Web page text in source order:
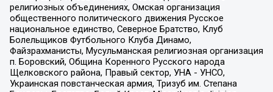
религиозных объединениях, Омская организация
общественного политического движения Русское
национальное единство, Северное Братство, Клуб
Болельщиков Футбольного Клуба Динамо,
Файзрахманисты, Мусульманская религиозная организация
п. Боровский, Община Коренного Русского народа
Щелковского района, Правый сектор, УНА - УНСО,
Украинская повстанческая армия, Тризуб им. Степана